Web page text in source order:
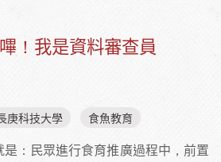
！我是資料審查員
庚科技大學 食魚教育
：民眾進行食育推廣過程中，前置